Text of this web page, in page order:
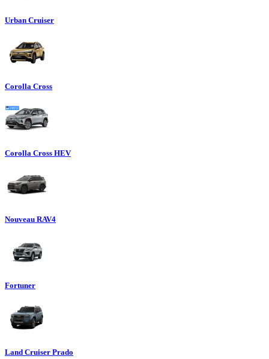
Urban Cruiser
Corolla Cross
Corolla Cross HEV
Nouveau RAV4
Fortuner
Land Cruiser Prado